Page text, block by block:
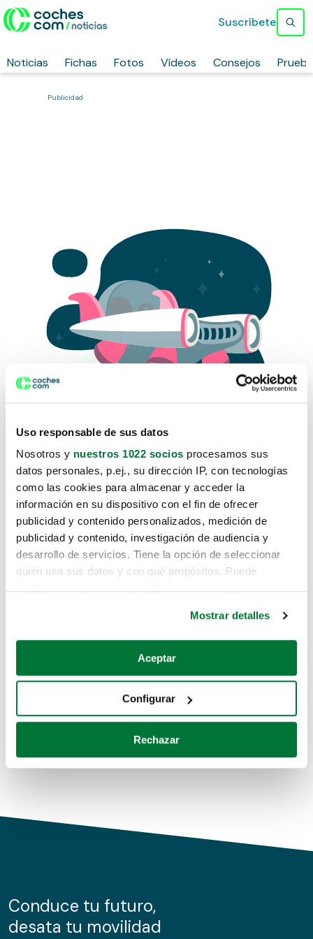
Uso responsable de sus datos
Nosotros y nuestros 1022 socios procesamos sus
datos personales, p.ej., su dirección IP, con tecnologías
como las cookies para almacenar y acceder la
información en su dispositivo con el fin de ofrecer
publicidad y contenido personalizados, medición de
publicidad y contenido, investigación de audiencia y
desarrollo de servicios. Tiene la opción de seleccionar
quién usa sus datos y con qué propósitos. Puede
Si lo permite, también quisiéramos:
Recopilar información sobre su ubicación geográfica
Identificar su dispositivo analizándolo activamente
para buscar características específicas (huellas
Obtenga más información sobre cómo se procesan sus
de cookies.
información sobre el uso que haga del sitio web con
nuestros partners de redes sociales, publicidad y análisis
Mostrar detalles
Aceptar
Configurar
Rechazar
Noticias Fichas Fotos Vídeos Consejos
Suscríbete
Publicidad
Lo sentimos, no sabemos como
te hemos traido hasta aquí.
Pero puedes encontrar el coche que estás
buscando en alguno de estos enlaces:
Coches de segunda mano
Coches de km0
Conduce tu futuro,
desata tu movilidad